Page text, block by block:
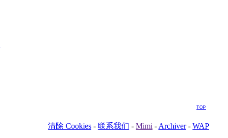
TOP
清除 Cookies - 联系我们 - Mimi - Archiver- WAP